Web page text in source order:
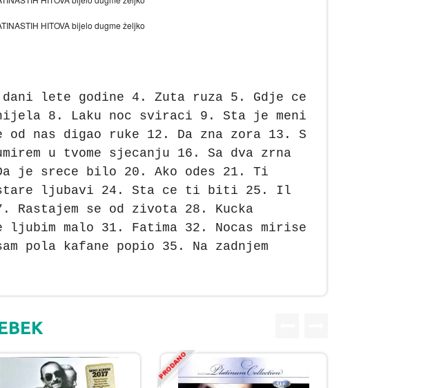
lete godine 4. Zuta ruza 5. Gdje ce
8. Laku noc sviraci 9. Sta je meni
nas digao ruke 12. Da zna zora 13. S
u tvome sjecanju 16. Sa dva zrna
je srece bilo 20. Ako odes 21. Ti
stare ljubavi 24. Sta ce ti biti 25. Il
Rastajem se od zivota 28. Kucka
malo 31. Fatima 32. Nocas mirise
pola kafane popio 35. Na zadnjem